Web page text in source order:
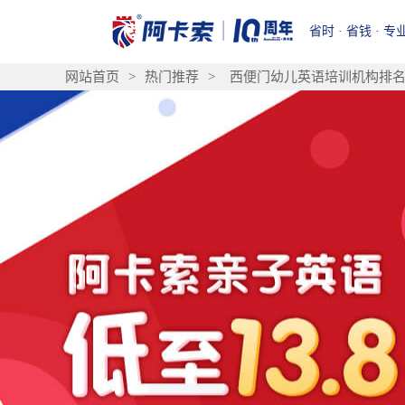
省时 · 省钱 · 专
网站首页 > 热门推荐 > 西便门幼儿英语培训机构排名